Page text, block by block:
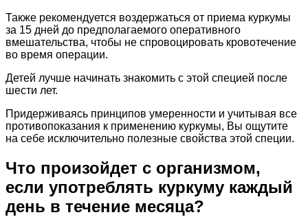
Также рекомендуется воздержаться от приема куркумы
за 15 дней до предполагаемого оперативного
вмешательства, чтобы не спровоцировать кровотечение
во время операции.
Детей лучше начинать знакомить с этой специей после
шести лет.
Придерживаясь принципов умеренности и учитывая все
противопоказания к применению куркумы, Вы ощутите
на себе исключительно полезные свойства этой специи.
Что произойдет с организмом,
если употреблять куркуму каждый
день в течение месяца?